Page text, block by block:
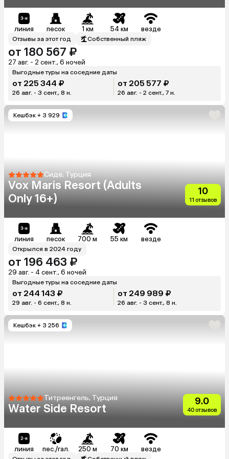
линия песок 1 км 54 км везде
Отзывы за этот год Собственный пляж
от 180 567 ₽
27 авг. - 2 сент., 6 ночей
Выгодные туры на соседние даты
от 225 344 ₽
26 авг. - 3 сент., 8 н.
от 205 577 ₽
26 авг. - 2 сент., 7 н.
Кешбэк + 3 929
Сиде, Турция
Vox Maris Resort (Adults
Only 16+)
10
11 отзывов
линия песок 700 м 55 км везде
Открылся в 2024 году
от 196 463 ₽
29 авг. - 4 сент., 6 ночей
Выгодные туры на соседние даты
от 244 143 ₽
29 авг. - 6 сент., 8 н.
от 249 989 ₽
26 авг. - 3 сент., 8 н.
Кешбэк + 3 256
Титреенгель, Турция
Water Side Resort
9.0
40 отзывов
линия пес./гал. 250 м 70 км везде